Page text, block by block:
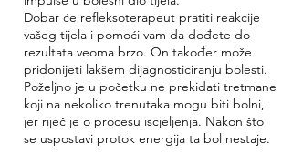
Dobar će refleksoterapeut pratiti reakcije
vašeg tijela i pomoći vam da dođete do
rezultata veoma brzo. On također može
pridonijeti lakšem dijagnosticiranju bolesti.
Poželjno je u početku ne prekidati tretmane
koji na nekoliko trenutaka mogu biti bolni,
jer riječ je o procesu iscjeljenja. Nakon što
se uspostavi protok energija ta bol nestaje.